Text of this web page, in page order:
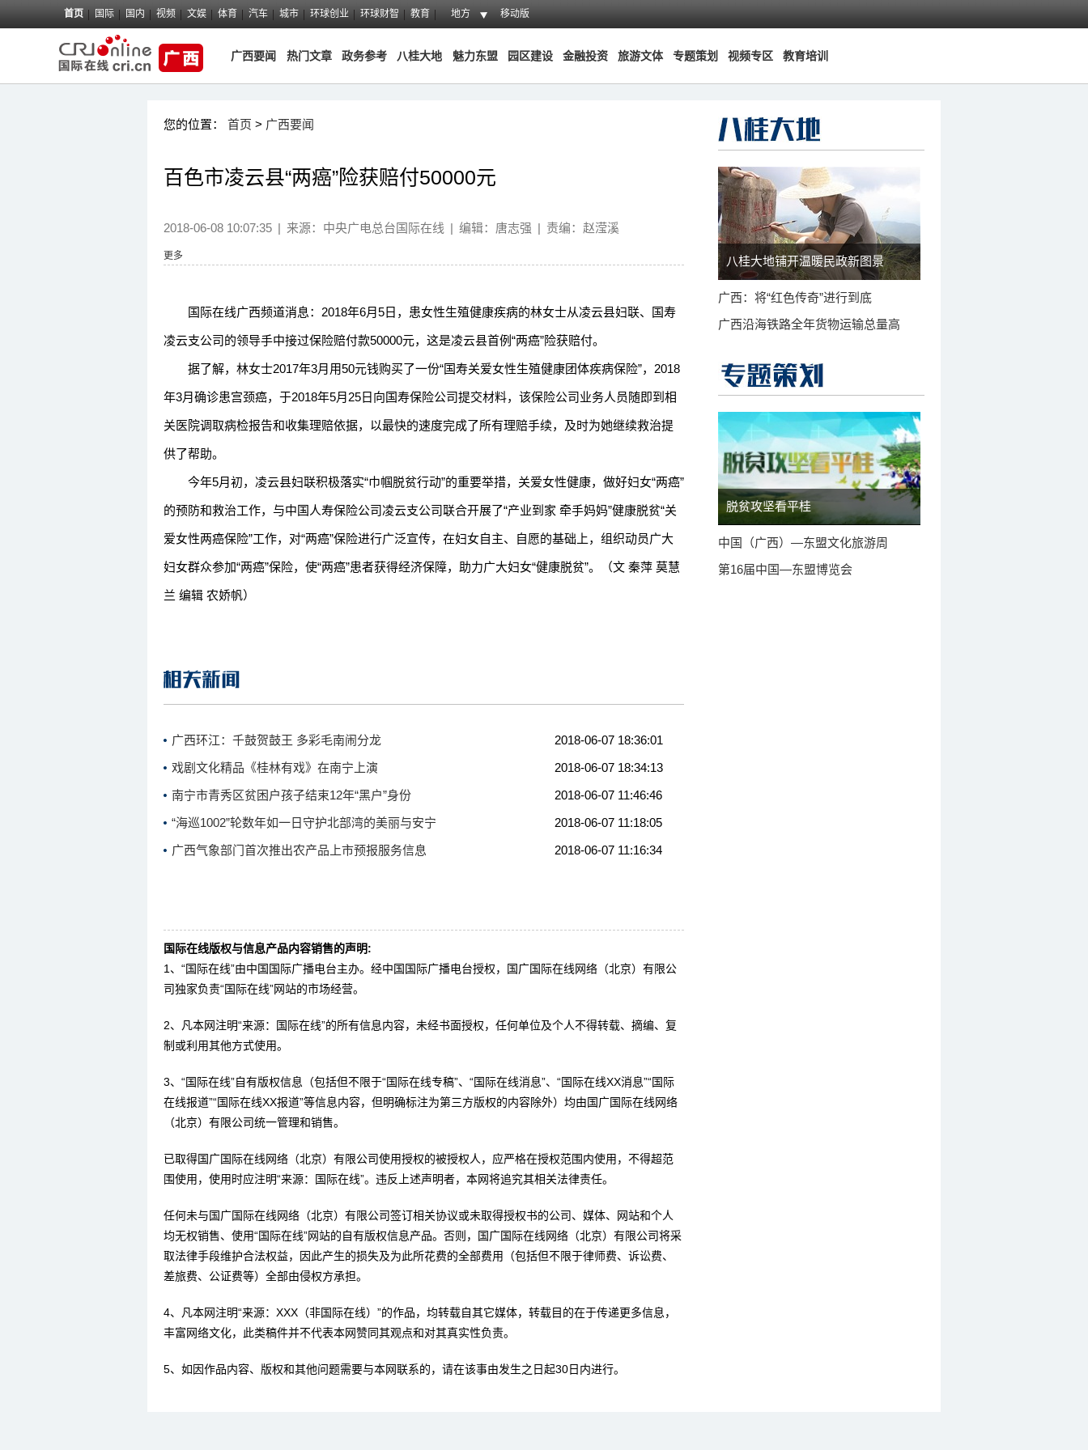
首页 国际 国内 视频 文娱 体育 汽车 城市 环球创业 环球财智 教育 地方 移动版
广西要闻 热门文章 政务参考 八桂大地 魅力东盟 园区建设 金融投资 旅游文体 专题策划 视频专区 教育培训
您的位置： 首页 > 广西要闻
百色市凌云县“两癌”险获赔付50000元
2018-06-08 10:07:35 | 来源： 中央广电总台国际在线 | 编辑：唐志强 | 责编：赵滢溪
更多
国际在线广西频道消息：2018年6月5日，患女性生殖健康疾病的林女士从凌云县妇联、国寿
凌云支公司的领导手中接过保险赔付款50000元，这是凌云县首例“两癌”险获赔付。
据了解，林女士2017年3月用50元钱购买了一份“国寿关爱女性生殖健康团体疾病保险”，2018
年3月确诊患宫颈癌，于2018年5月25日向国寿保险公司提交材料，该保险公司业务人员随即到相
关医院调取病检报告和收集理赔依据，以最快的速度完成了所有理赔手续，及时为她继续救治提
供了帮助。
今年5月初，凌云县妇联积极落实“巾帼脱贫行动”的重要举措，关爱女性健康，做好妇女“两癌”
的预防和救治工作，与中国人寿保险公司凌云支公司联合开展了“产业到家 牵手妈妈”健康脱贫“关
爱女性两癌保险”工作，对“两癌”保险进行广泛宣传，在妇女自主、自愿的基础上，组织动员广大
妇女群众参加“两癌”保险，使“两癌”患者获得经济保障，助力广大妇女“健康脱贫”。（文 秦萍 莫慧
兰 编辑 农娇帆）
2018-06-07 18:36:01
广西环江：千鼓贺鼓王 多彩毛南闹分龙
2018-06-07 18:34:13
戏剧文化精品《桂林有戏》在南宁上演
2018-06-07 11:46:46
南宁市青秀区贫困户孩子结束12年“黑户”身份
2018-06-07 11:18:05
“海巡1002”轮数年如一日守护北部湾的美丽与安宁
2018-06-07 11:16:34
广西气象部门首次推出农产品上市预报服务信息
国际在线版权与信息产品内容销售的声明:
1、“国际在线”由中国国际广播电台主办。经中国国际广播电台授权，国广国际在线网络（北京）有限公
司独家负责“国际在线”网站的市场经营。
2、凡本网注明“来源：国际在线”的所有信息内容，未经书面授权，任何单位及个人不得转载、摘编、复
制或利用其他方式使用。
3、“国际在线”自有版权信息（包括但不限于“国际在线专稿”、“国际在线消息”、“国际在线XX消息”“国际
在线报道”“国际在线XX报道”等信息内容，但明确标注为第三方版权的内容除外）均由国广国际在线网络
（北京）有限公司统一管理和销售。
已取得国广国际在线网络（北京）有限公司使用授权的被授权人，应严格在授权范围内使用，不得超范
围使用，使用时应注明“来源：国际在线”。违反上述声明者，本网将追究其相关法律责任。
任何未与国广国际在线网络（北京）有限公司签订相关协议或未取得授权书的公司、媒体、网站和个人
均无权销售、使用“国际在线”网站的自有版权信息产品。否则，国广国际在线网络（北京）有限公司将采
取法律手段维护合法权益，因此产生的损失及为此所花费的全部费用（包括但不限于律师费、诉讼费、
差旅费、公证费等）全部由侵权方承担。
4、凡本网注明“来源：XXX（非国际在线）”的作品，均转载自其它媒体，转载目的在于传递更多信息，
丰富网络文化，此类稿件并不代表本网赞同其观点和对其真实性负责。
5、如因作品内容、版权和其他问题需要与本网联系的，请在该事由发生之日起30日内进行。
八桂大地铺开温暖民政新图景
广西：将“红色传奇”进行到底
广西沿海铁路全年货物运输总量高
脱贫攻坚看平桂
中国（广西）—东盟文化旅游周
第16届中国—东盟博览会